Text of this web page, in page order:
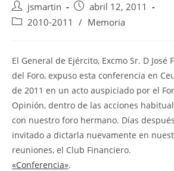
Autor
de
jsmartin
Publicación
de
abril 12, 2011
Categoría
entrada:
2010-2011 / Memoria
El General de Ejército, Excmo Sr. D José
del Foro, expuso esta conferencia en
de 2011 en un acto auspiciado por el
Opinión, dentro de las acciones
con nuestro foro hermano. Días
invitado a dictarla nuevamente en
reuniones, el Club Financiero.
«Conferencia».